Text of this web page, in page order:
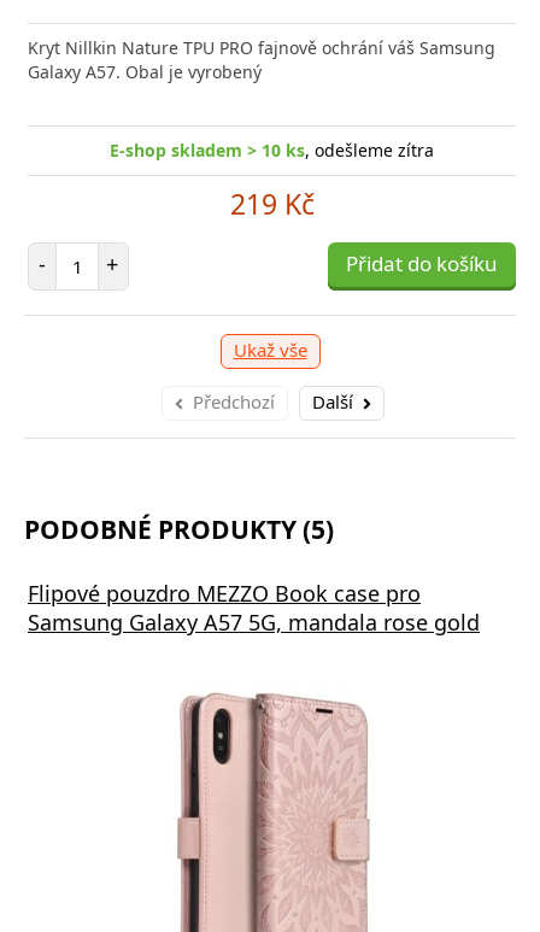
Kryt Nillkin Nature TPU PRO fajnově ochrání váš Samsung
Galaxy A57. Obal je vyrobený
E-shop skladem > 10 ks, odešleme zítra
219 Kč
- Počet položek
+ Přidat do košíku
Ukaž vše
Předchozí Další
PODOBNÉ PRODUKTY (5)
Flipové pouzdro MEZZO Book case pro
Samsung Galaxy A57 5G, mandala rose gold